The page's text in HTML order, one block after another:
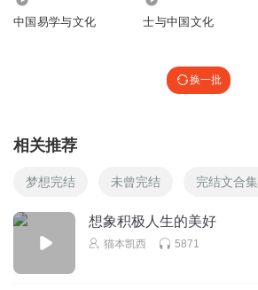
中国易学与文化 士与中国文化
换一批
相关推荐
梦想完结 未曾完结 完结文合集
想象积极人生的美好
猫本凯西 5871